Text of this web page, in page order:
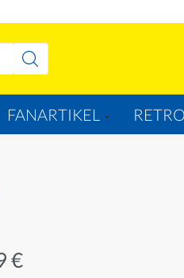
FANARTIKEL RETRO
€